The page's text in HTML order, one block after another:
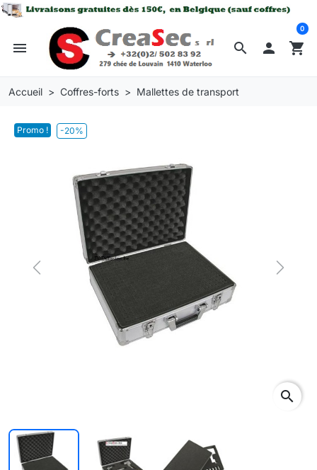
search
menu  shopping_cart
0
Accueil Coffres-forts Mallettes de transport
Promo ! -20%
Previous Next
search